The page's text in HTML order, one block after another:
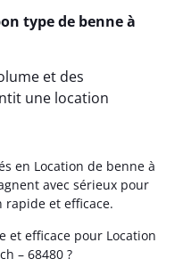
type de benne à
et des
une location
en Location de benne à
avec sérieux pour
et efficace.
et efficace pour Location
– 68480 ?